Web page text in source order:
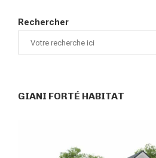
Rechercher
GIANI FORTÉ HABITAT